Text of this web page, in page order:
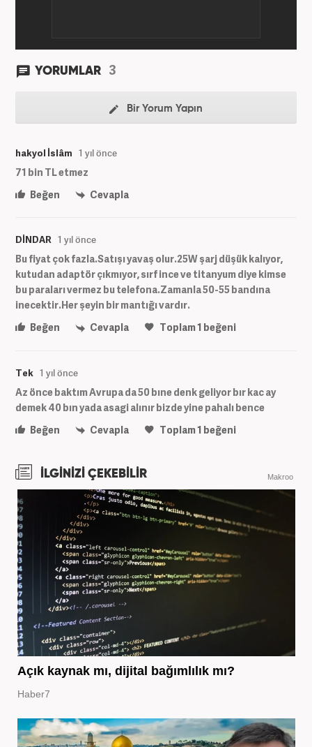
YORUMLAR 3
Bir Yorum Yapın
hakyol İslâm 1 yıl önce
71 bin TL etmez
Beğen
Cevapla
DİNDAR 1 yıl önce
Bu fiyat çok fazla.Satışı yavaş olur.25W şarj düşük kalıyor,
kutudan adaptör çıkmıyor, sırf ince ve titanyum diye kimse
bu paraları vermez bu telefona.Zamanla 50-55 bandına
inecektir.Her şeyin bir mantığı vardır.
Beğen
Cevapla Toplam1 beğeni
Tek 1 yıl önce
Az önce baktım Avrupa da 50 bıne denk geliyor bır kac ay
demek 40 bın yada asagi alınır bizde yine pahalı bence
Beğen
Cevapla Toplam1 beğeni
İLGİNİZİ ÇEKEBİLİR Makroo
Açık kaynak mı, dijital bağımlılık mı?
Haber7